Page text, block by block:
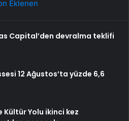
Eklenen
Capital’den devralma teklifi
12 Ağustos’ta yüzde 6,6
Kültür Yolu ikinci kez